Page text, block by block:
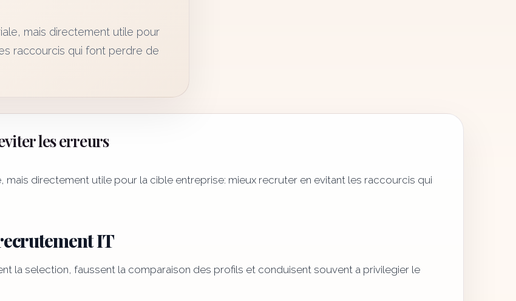
mais directement utile pour
raccourcis qui font perdre de
les erreurs
directement utile pour la cible entreprise: mieux recruter en evitant les raccourcis qui
IT
la selection, faussent la comparaison des profils et conduisent souvent a privilegier le